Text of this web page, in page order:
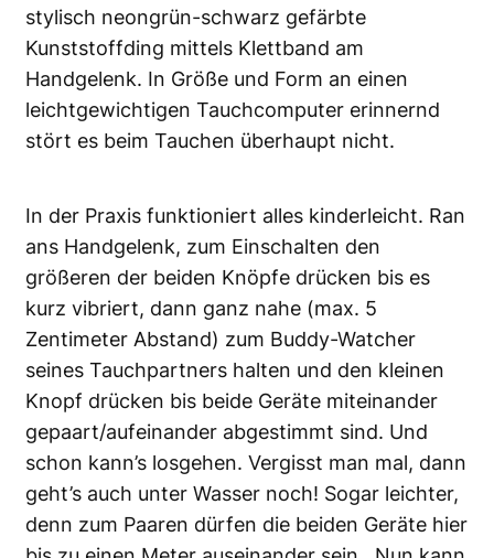
stylisch neongrün-schwarz gefärbte
Kunststoffding mittels Klettband am
Handgelenk. In Größe und Form an einen
leichtgewichtigen Tauchcomputer erinnernd
stört es beim Tauchen überhaupt nicht.
In der Praxis funktioniert alles kinderleicht. Ran
ans Handgelenk, zum Einschalten den
größeren der beiden Knöpfe drücken bis es
kurz vibriert, dann ganz nahe (max. 5
Zentimeter Abstand) zum Buddy-Watcher
seines Tauchpartners halten und den kleinen
Knopf drücken bis beide Geräte miteinander
gepaart/aufeinander abgestimmt sind. Und
schon kann’s losgehen. Vergisst man mal, dann
geht’s auch unter Wasser noch! Sogar leichter,
denn zum Paaren dürfen die beiden Geräte hier